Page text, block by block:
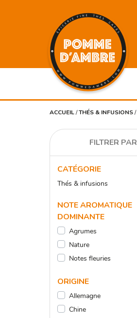
ACCUEIL/THÉS & INFUSIONS/
FILTRER PAR
CATÉGORIE
Thés & infusions
NOTE AROMATIQUE
DOMINANTE
Agrumes
Nature
Notes fleuries
ORIGINE
Allemagne
Chine